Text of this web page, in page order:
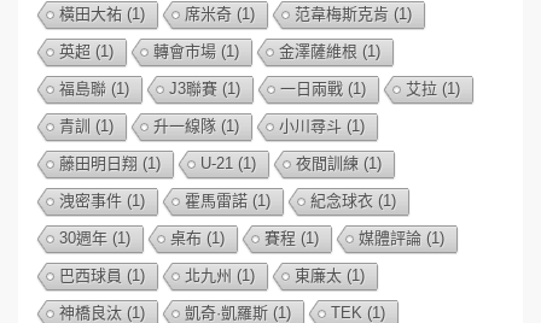
橫田大祐 (1) 席米奇 (1) 范韋梅斯克肯 (1)
英超 (1) 轉會市場 (1) 金澤薩維根 (1)
福島聯 (1) J3聯賽 (1) 一日兩戰 (1) 艾拉 (1)
青訓 (1) 升一線隊 (1) 小川尋斗 (1)
藤田明日翔 (1) U-21 (1) 夜間訓練 (1)
洩密事件 (1) 霍馬雷諾 (1) 紀念球衣 (1)
30週年 (1) 桌布 (1) 賽程 (1) 媒體評論 (1)
巴西球員 (1) 北九州 (1) 東廉太 (1)
神橋良汰 (1) 凱奇·凱羅斯 (1) TEK (1)